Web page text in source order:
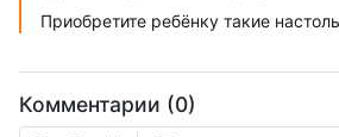
Приобретите ребёнку такие
Комментарии (0)